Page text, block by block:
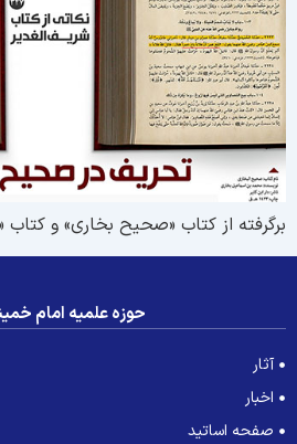
از کتاب «صحیح بخاری» و کتاب
حوزه علمیه امام
آثار
اخبار
صفحه اساتید